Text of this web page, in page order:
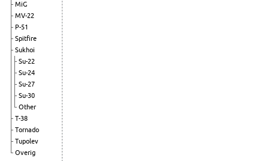
MiG
MV-22
P-51
Spitfire
Sukhoi
Su-22
Su-24
Su-27
Su-30
Other
T-38
Tornado
Tupolev
Overig